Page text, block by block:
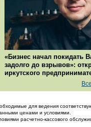
«Бизнес начал покидать
задолго до взрывов»:
иркутского
для ведения
ценами и условиями.
расчетно-кассового